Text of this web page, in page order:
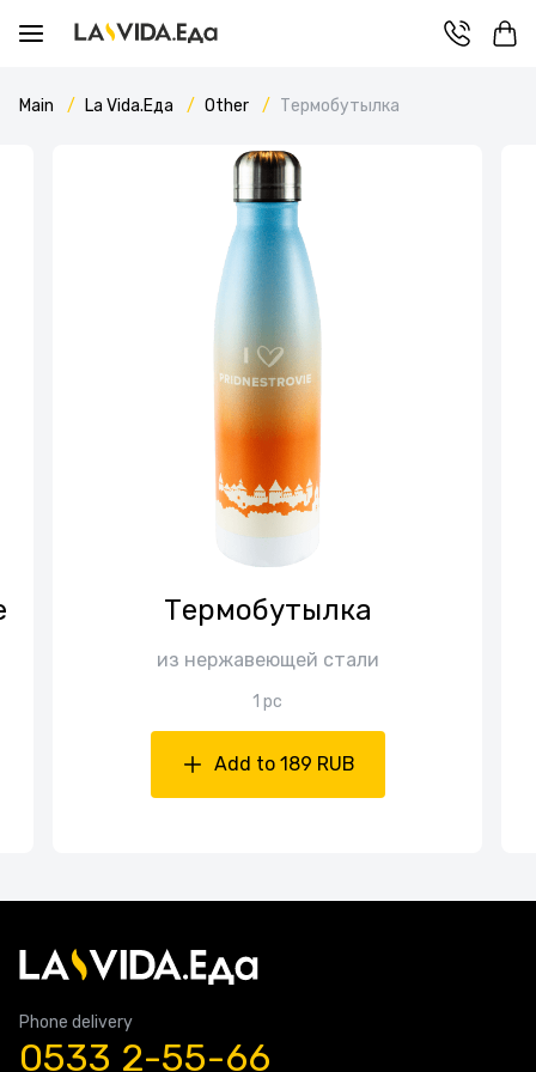
Main La Vida.Еда Other Термобутылка
Термобутылка
из нержавеющей стали
1 pc
Add to 189 RUB
Phone delivery
0533 2-55-66